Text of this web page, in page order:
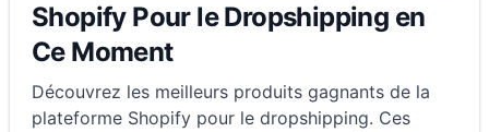
Shopify Pour le Dropshipping en
Ce Moment
Découvrez les meilleurs produits gagnants de la
plateforme Shopify pour le dropshipping. Ces